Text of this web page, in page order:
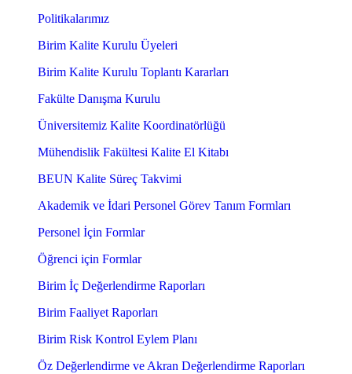
Politikalarımız
Birim Kalite Kurulu Üyeleri
Birim Kalite Kurulu Toplantı Kararları
Fakülte Danışma Kurulu
Üniversitemiz Kalite Koordinatörlüğü
Mühendislik Fakültesi Kalite El Kitabı
BEUN Kalite Süreç Takvimi
Akademik ve İdari Personel Görev Tanım Formları
Personel İçin Formlar
Öğrenci için Formlar
Birim İç Değerlendirme Raporları
Birim Faaliyet Raporları
Birim Risk Kontrol Eylem Planı
Öz Değerlendirme ve Akran Değerlendirme Raporları